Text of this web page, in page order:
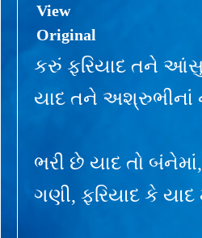
View
Original
કરું ફરિયાદ તને
યાદ તને અશ્રુભીનાં
ભરી છે યાદ તો
ગણી, ફરિયાદ કે યાદ